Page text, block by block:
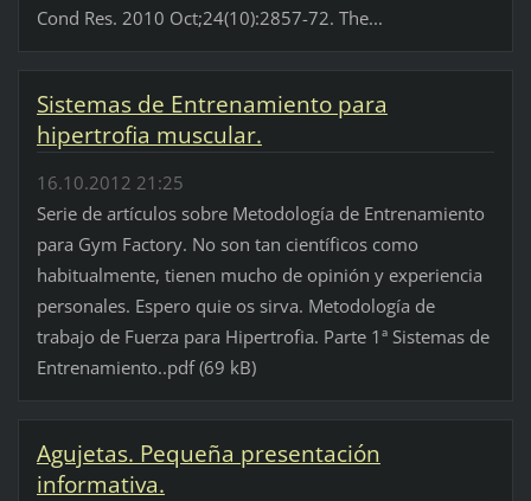
Cond Res. 2010 Oct;24(10):2857-72. The...
Sistemas de Entrenamiento para
hipertrofia muscular.
16.10.2012 21:25
Serie de artículos sobre Metodología de Entrenamiento
para Gym Factory. No son tan científicos como
habitualmente, tienen mucho de opinión y experiencia
personales. Espero quie os sirva. Metodología de
trabajo de Fuerza para Hipertrofia. Parte 1ª Sistemas de
Entrenamiento..pdf (69 kB)
Agujetas. Pequeña presentación
informativa.